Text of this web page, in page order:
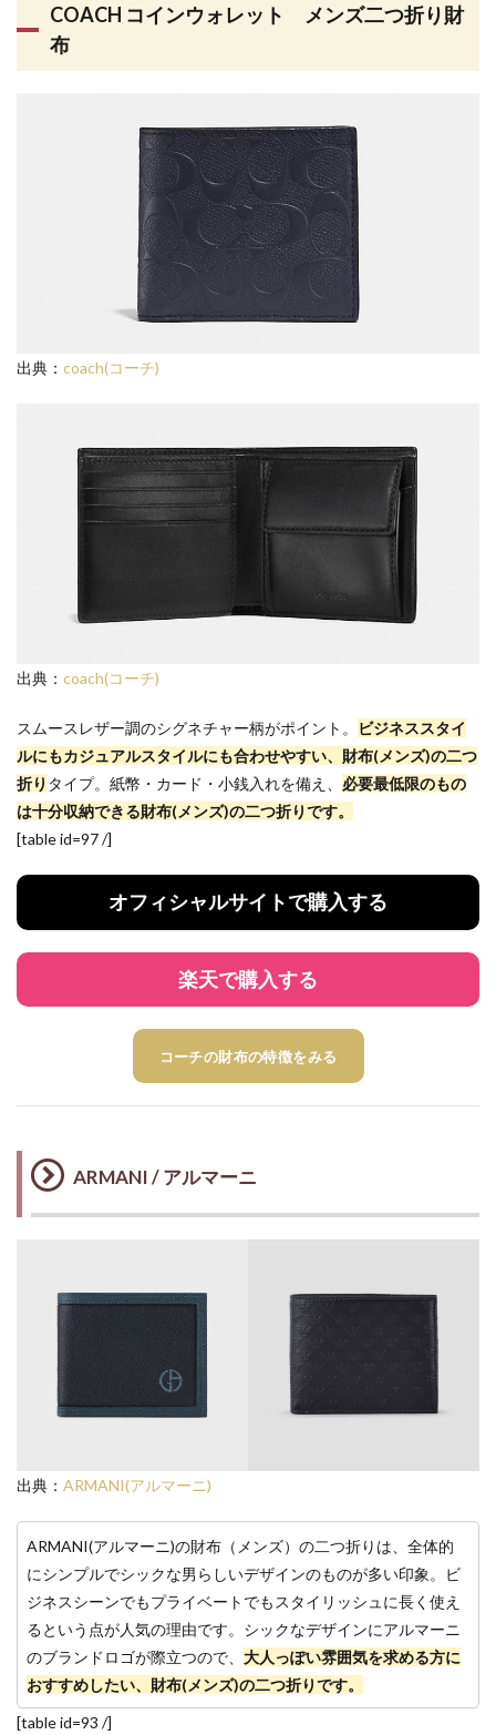
COACH コインウォレット メンズ二つ折り財
布
出典： coach(コーチ)
出典： coach(コーチ)
スムースレザー調のシグネチャー柄がポイント。
ビジネススタイ
ルにもカジュアルスタイルにも合わせやすい、財布(メンズ)の二つ
折り タイプ。紙幣・カード・小銭入れを備え、 必要最低限のもの
は十分収納できる財布(メンズ)の二つ折りです。
[table id=97 /]
オフィシャルサイトで購入する
楽天で購入する
コーチの財布の特徴をみる
ARMANI / アルマーニ
出典： ARMANI(アルマーニ)
ARMANI(アルマーニ)の財布（メンズ）の二つ折りは、全体的
にシンプルでシックな男らしいデザインのものが多い印象。ビ
ジネスシーンでもプライベートでもスタイリッシュに長く使え
るという点が人気の理由です。シックなデザインにアルマーニ
のブランドロゴが際立つので、 大人っぽい雰囲気を求める方に
おすすめしたい、財布(メンズ)の二つ折りです。
[table id=93 /]